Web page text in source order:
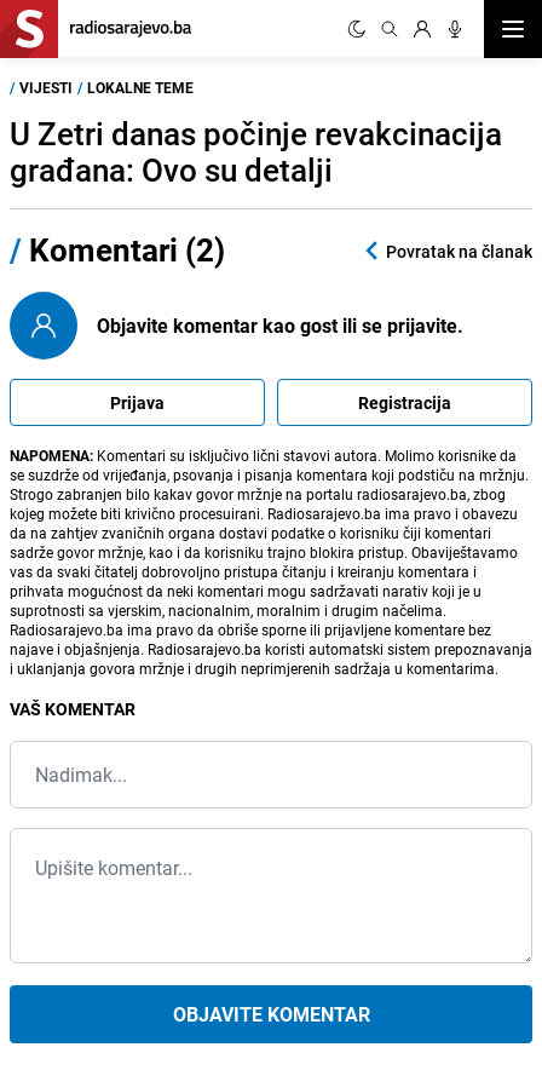
/ VIJESTI / LOKALNE TEME
U Zetri danas počinje revakcinacija
građana: Ovo su detalji
/ Komentari (2) Povratak na članak
Objavite komentar kao gost ili se prijavite.
Prijava Registracija
NAPOMENA: Komentari su isključivo lični stavovi autora. Molimo korisnike da
se suzdrže od vrijeđanja, psovanja i pisanja komentara koji podstiču na mržnju.
Strogo zabranjen bilo kakav govor mržnje na portalu radiosarajevo.ba, zbog
kojeg možete biti krivično procesuirani. Radiosarajevo.ba ima pravo i obavezu
da na zahtjev zvaničnih organa dostavi podatke o korisniku čiji komentari
sadrže govor mržnje, kao i da korisniku trajno blokira pristup. Obaviještavamo
vas da svaki čitatelj dobrovoljno pristupa čitanju i kreiranju komentara i
prihvata mogućnost da neki komentari mogu sadržavati narativ koji je u
suprotnosti sa vjerskim, nacionalnim, moralnim i drugim načelima.
Radiosarajevo.ba ima pravo da obriše sporne ili prijavljene komentare bez
najave i objašnjenja. Radiosarajevo.ba koristi automatski sistem prepoznavanja
i uklanjanja govora mržnje i drugih neprimjerenih sadržaja u komentarima.
VAŠ KOMENTAR
OBJAVITE KOMENTAR